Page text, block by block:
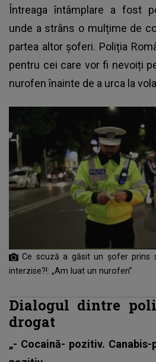
Întreaga întâmplare a fost
unde a strâns o mulțime de
partea altor șoferi. Poliția
pentru cei care vor fi nevoiți
nurofen înainte de a urca la
Ce scuză a găsit un șofer prins
interzise?!: „Am luat un nurofen”
Dialogul dintre
drogat
„- Cocaină- pozitiv.